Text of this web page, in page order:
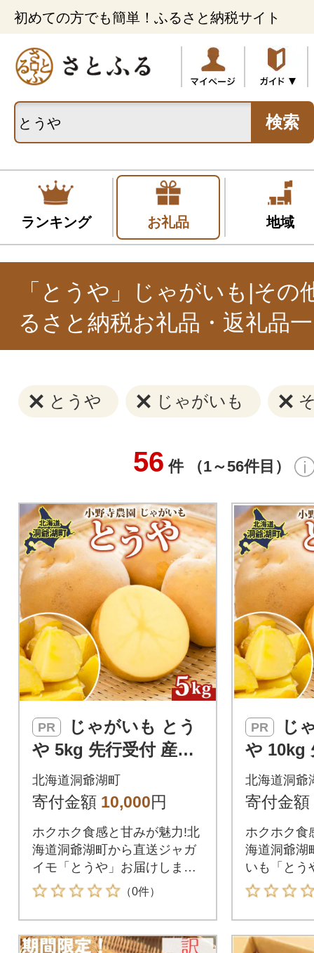
初めての方でも簡単！ふるさと納税サイト
検索
ランキング お礼品 地域
「とうや」じゃがいも|その
るさと納税お礼品・返礼品
とうや じゃがいも
56 件 （1～56件目）
PR
や 5kg 先行受付 産地
直送 北海道 洞爺湖 20
26年9月下旬以降発送
北海道洞爺湖町
寄付金額 10,000円
ホクホク食感と甘みが魅力!北
海道洞爺湖町から直送ジャガ
イモ「とうや」お届けしま
す。
（0件）
PR
や 10kg
直送 北
26年9月
北海道洞爺
寄付金額
ホクホク食
海道洞爺湖
いも「とう
す。